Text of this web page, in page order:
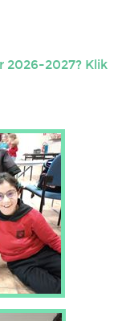
2026-2027? Klik